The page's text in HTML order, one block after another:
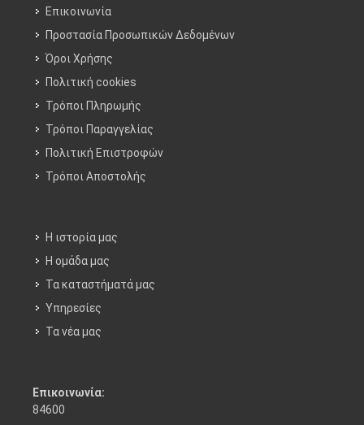
Επικοινωνία
Προστασία Προσωπικών Δεδομένων
Όροι Χρήσης
Πολιτική cookies
Τρόποι Πληρωμής
Τρόποι Παραγγελίας
Πολιτική Επιστροφών
Τρόποι Aποστολής
Η ιστορία μας
Η ομάδα μας
Τα καταστήματά μας
Υπηρεσίες
Τα νέα μας
Επικοινωνία:
84600